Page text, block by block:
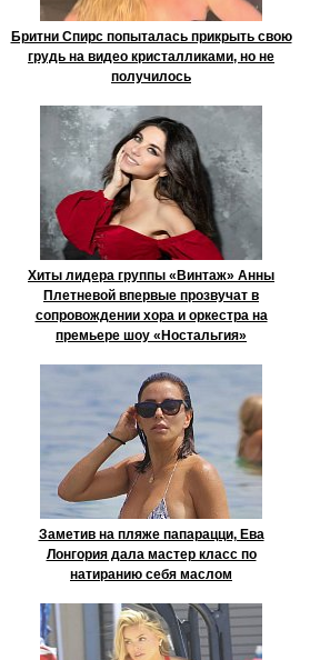
Бритни Спирс попыталась прикрыть свою
грудь на видео кристалликами, но не
получилось
Хиты лидера группы «Винтаж» Анны
Плетневой впервые прозвучат в
сопровождении хора и оркестра на
премьере шоу «Ностальгия»
Заметив на пляже папарацци, Ева
Лонгория дала мастер класс по
натиранию себя маслом